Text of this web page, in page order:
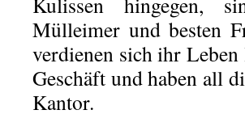
Mülleimer und besten
verdienen sich ihr
Geschäft und haben all
Kantor.